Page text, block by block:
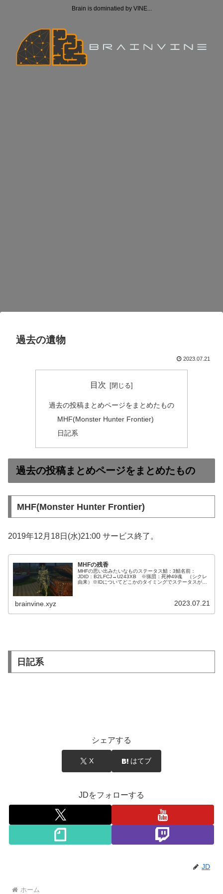
Brain is dominatied by VINE...
過去の遺物
2023.07.21
目次
過去の投稿まとめページをまとめたもの
MHF(Monster Hunter Frontier)
日記系
過去の投稿まとめページをまとめたもの
MHF(Monster Hunter Frontier)
2019年12月18日(水)21:00 サービス終了。
MHFの残香
MHFの思い出みたいなものステータス鯖：3鯖名前：
JDID：B2LFCJ→U243XB ※猟団：死神49魂 （シクレ
由来）※IDについてどこかのタイミングでステータスがバ
brainvine.xyz 2023.07.21
日記系
シェアする
X はてブ
JDをフォローする
JD
ホーム